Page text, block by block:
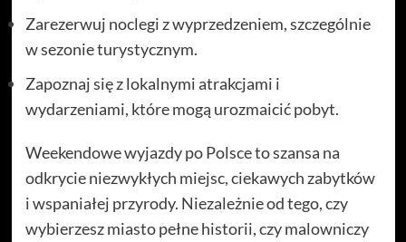
Zarezerwuj noclegi z wyprzedzeniem, szczególnie
w sezonie turystycznym.
Zapoznaj się z lokalnymi atrakcjami i
wydarzeniami, które mogą urozmaicić pobyt.
Weekendowe wyjazdy po Polsce to szansa na
odkrycie niezwykłych miejsc, ciekawych zabytków
i wspaniałej przyrody. Niezależnie od tego, czy
wybierzesz miasto pełne historii, czy malowniczy